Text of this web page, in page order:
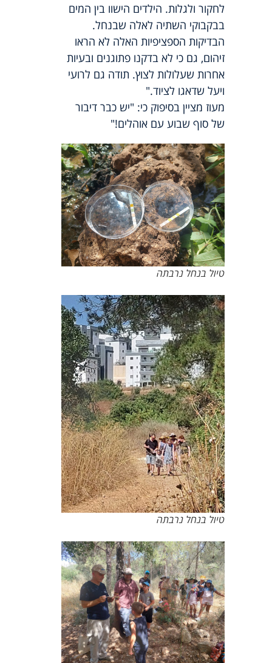
לחקור ולגלות. הילדים הישוו בין המים
בבקבוקי השתיה לאלה שבנחל.
הבדיקות הספציפיות האלה לא הראו
זיהום, גם כי לא בדקנו פתוגנים ובעיות
אחרות שעלולות לצוץ. תודה גם לרועי
ויעל שדאגו לציוד."
מעוז מציין בסיפוק כי: "יש כבר דיבור
של סוף שבוע עם אוהלים!"
טיול בנחל נרבתה
טיול בנחל נרבתה